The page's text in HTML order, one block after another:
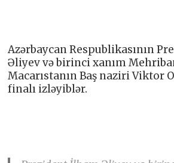
Azərbaycan Respublikasının
Əliyev və birinci xanım
Macarıstanın Baş naziri Viktor
finalı izləyiblər.